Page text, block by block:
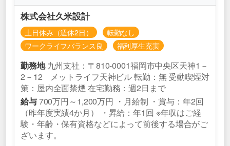
株式会社久米設計
土日休み（週休2日）
転勤なし
ワークライフバランス良
福利厚生充実
勤務地九州支社：〒810-0001福岡市中央区天神1－
2－12 メットライフ天神ビル 転勤：無 受動喫煙対
策：屋内全面禁煙 在宅勤務：週2日まで
給与700万円～1,200万円 ・月給制 ・賞与：年2回
（昨年度実績4か月） ・昇給：年1回 ※年収はご経
験・年齢・保有資格などによって前後する場合がご
ざいます。